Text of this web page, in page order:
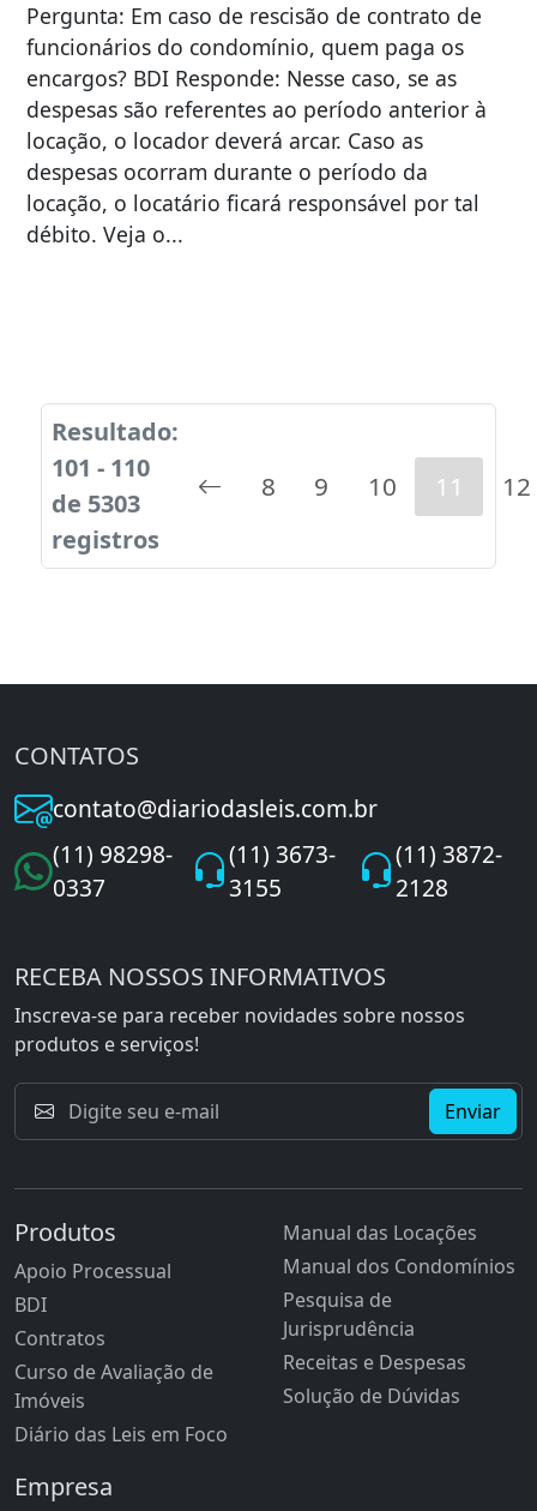
Pergunta: Em caso de rescisão de contrato de
funcionários do condomínio, quem paga os
encargos? BDI Responde: Nesse caso, se as
despesas são referentes ao período anterior à
locação, o locador deverá arcar. Caso as
despesas ocorram durante o período da
locação, o locatário ficará responsável por tal
débito. Veja o...
Resultado:
101 - 110
de 5303
registros
8 9 10 11 12
CONTATOS
contato@diariodasleis.com.br
(11) 98298-
0337
(11) 3673-
3155
(11) 3872-
2128
RECEBA NOSSOS INFORMATIVOS
Inscreva-se para receber novidades sobre nossos
produtos e serviços!
Enviar
Produtos
Apoio Processual
BDI
Contratos
Curso de Avaliação de
Imóveis
Diário das Leis em Foco
Manual das Locações
Manual dos Condomínios
Pesquisa de
Jurisprudência
Receitas e Despesas
Solução de Dúvidas
Empresa